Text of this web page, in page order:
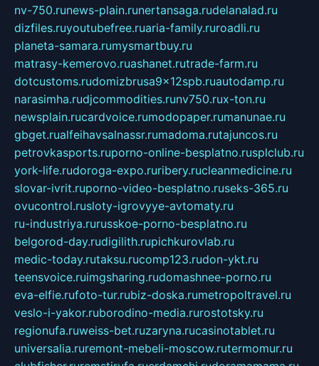
nv-750.runews-plain.runertansaga.rudelanalad.ru
dizfiles.ruyoutubefree.ruaria-family.ruroadli.ru
planeta-samara.rumysmartbuy.ru
matrasy-kemerovo.ruashanet.rutrade-farm.ru
dotcustoms.rudomizbrusa9x12spb.ruautodamp.ru
narasimha.rudjcommodities.runv750.rux-ton.ru
newsplain.rucardvoice.rumodopaper.rumanunae.ru
gbget.rualfeihavsalnassr.rumadoma.rutajuncos.ru
petrovkasports.ruporno-online-besplatno.rusplclub.ru
york-life.rudoroga-expo.ruribery.rucleanmedicine.ru
slovar-ivrit.ruporno-video-besplatno.ruseks-365.ru
ovucontrol.rusloty-igrovyye-avtomaty.ru
ru-industriya.rurusskoe-porno-besplatno.ru
belgorod-day.rudigilith.rupichkurovlab.ru
medic-today.rutaksu.rucomp123.rudon-ykt.ru
teensvoice.ruimgsharing.rudomashnee-porno.ru
eva-elfie.rufoto-tur.rubiz-doska.rumetropoltravel.ru
veslo-i-yakor.ruborodino-media.rurostotsky.ru
regionufa.ruweiss-bet.ruzaryna.rucasinotablet.ru
universalia.ruremont-mebeli-moscow.rutermomur.ru